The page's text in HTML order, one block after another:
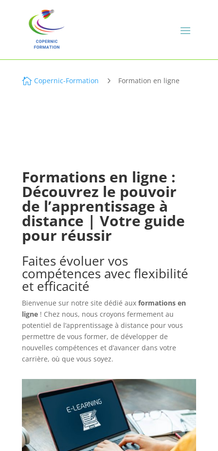
 Copernic-Formation 5 Formation en ligne
Formations en ligne :
Découvrez le pouvoir
de l’apprentissage à
distance | Votre guide
pour réussir
Faites évoluer vos
compétences avec flexibilité
et efficacité
Bienvenue sur notre site dédié aux formations en
ligne! Chez nous, nous croyons fermement au
potentiel de l’apprentissage à distance pour vous
permettre de vous former, de développer de
nouvelles compétences et d’avancer dans votre
carrière, où que vous soyez.